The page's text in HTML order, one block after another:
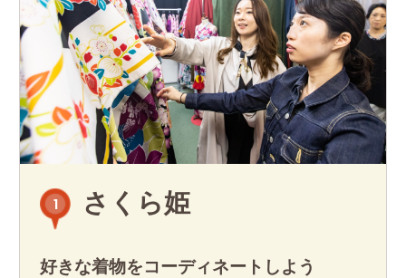
1 さくら姫
好きな着物をコーディネートしよう